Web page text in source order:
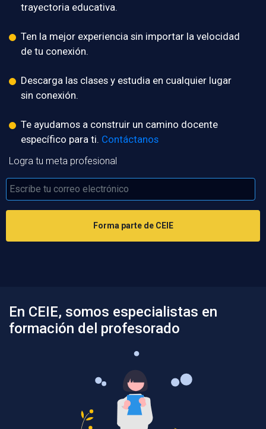
trayectoria educativa.
Ten la mejor experiencia sin importar la velocidad
de tu conexión.
Descarga las clases y estudia en cualquier lugar
sin conexión.
Te ayudamos a construir un camino docente
específico para ti. Contáctanos
Logra tu meta profesional
Forma parte de CEIE
En CEIE, somos especialistas en
formación del profesorado